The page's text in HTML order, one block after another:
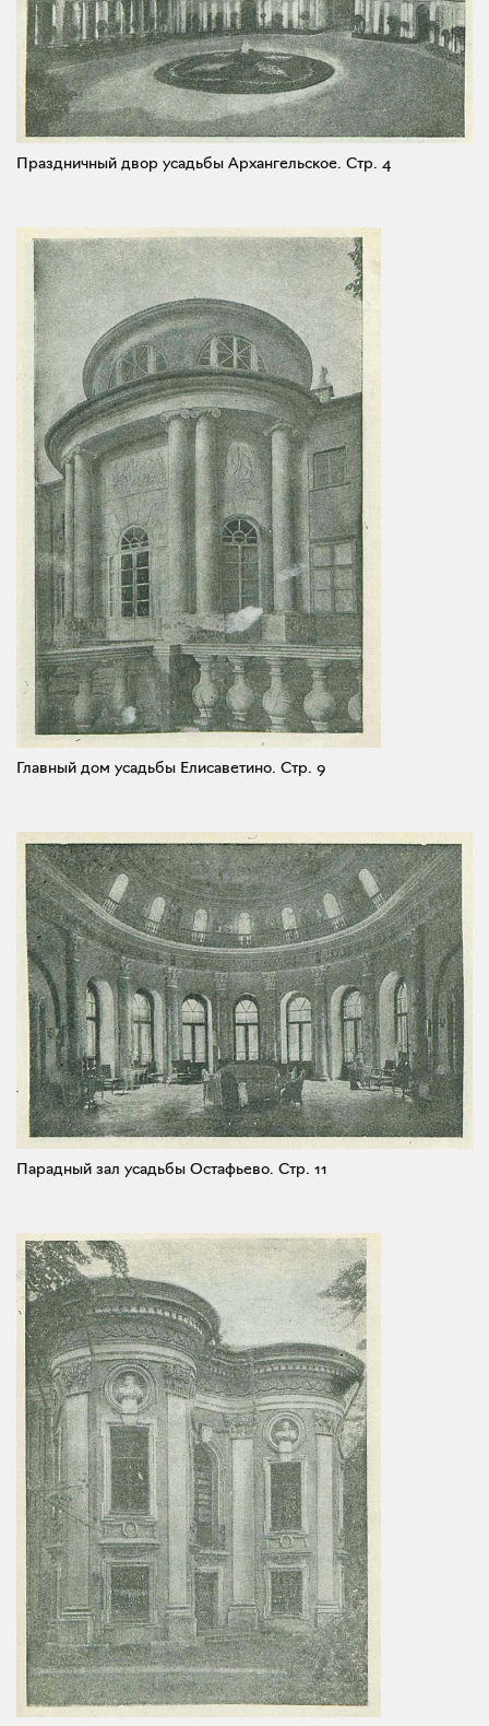
Праздничный двор усадьбы Архангельское. Стр. 4
Главный дом усадьбы Елисаветино. Стр. 9
Парадный зал усадьбы Остафьево. Стр. 11